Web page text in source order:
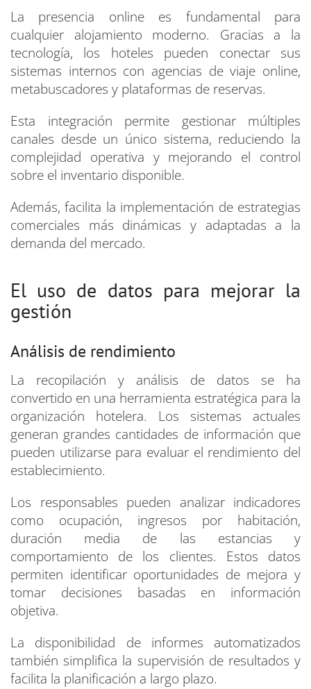
La presencia online es fundamental para
cualquier alojamiento moderno. Gracias a la
tecnología, los hoteles pueden conectar sus
sistemas internos con agencias de viaje online,
metabuscadores y plataformas de reservas.
Esta integración permite gestionar múltiples
canales desde un único sistema, reduciendo la
complejidad operativa y mejorando el control
sobre el inventario disponible.
Además, facilita la implementación de estrategias
comerciales más dinámicas y adaptadas a la
demanda del mercado.
El uso de datos para mejorar la
gestión
Análisis de rendimiento
La recopilación y análisis de datos se ha
convertido en una herramienta estratégica para la
organización hotelera. Los sistemas actuales
generan grandes cantidades de información que
pueden utilizarse para evaluar el rendimiento del
establecimiento.
Los responsables pueden analizar indicadores
como ocupación, ingresos por habitación,
duración media de las estancias y
comportamiento de los clientes. Estos datos
permiten identificar oportunidades de mejora y
tomar decisiones basadas en información
objetiva.
La disponibilidad de informes automatizados
también simplifica la supervisión de resultados y
facilita la planificación a largo plazo.